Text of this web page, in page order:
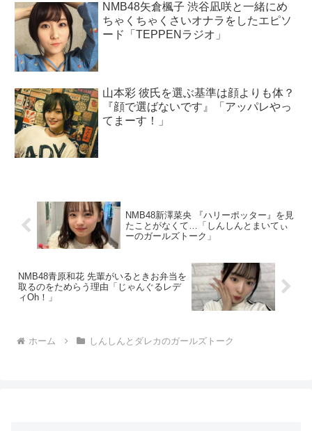
NMB48矢倉楓子 渋谷凪咲と一緒にめ
ちゃくちゃくさいオナラをしたエピソ
ード「TEPPENラジオ」
山本彩 彼氏を選ぶ基準は顔よりも体？
『顔で選ばないです』「アッパレやっ
てまーす！」
NMB48新澤菜央 『ハリーポッター』を見
たことがなくて…「しんしんとまいてぃ
ーのガールズトーク」
NMB48青原和花 先輩がいるときお弁当を
取るのをためらう理由「じゃんぐるレデ
ィOh！」
ホーム しんしんとダレカのガールズトーク